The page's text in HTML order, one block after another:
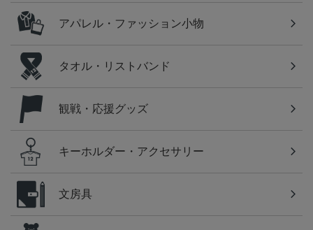
アパレル・ファッション小物
タオル・リストバンド
観戦・応援グッズ
キーホルダー・アクセサリー
文房具